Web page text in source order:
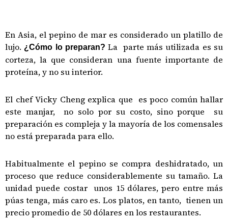
En Asia, el pepino de mar es considerado un platillo de
lujo. ¿Cómo lo preparan?La parte más utilizada es su
corteza, la que consideran una fuente importante de
proteína, y no su interior.
El chef Vicky Cheng explica que es poco común hallar
este manjar, no solo por su costo, sino porque su
preparación es compleja y la mayoría de los comensales
no está preparada para ello.
Habitualmente el pepino se compra deshidratado, un
proceso que reduce considerablemente su tamaño. La
unidad puede costar unos 15 dólares, pero entre más
púas tenga, más caro es. Los platos, en tanto, tienen un
precio promedio de 50 dólares en los restaurantes.